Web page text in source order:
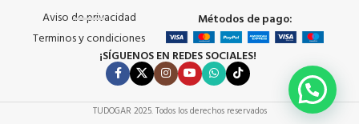
Aviso de privacidad
Terminos y condiciones
Métodos de pago:
¡SÍGUENOS EN REDES SOCIALES!
TUDOGAR 2025. Todos los derechos reservados